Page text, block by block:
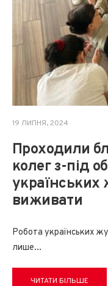
19 ЛИПНЯ, 2024
Проходили
колег з-під
українських
виживати
Робота українських
лише...
ЧИТАТИ БІЛЬШЕ